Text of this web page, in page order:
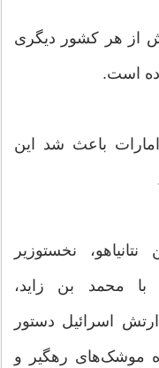
از هر کشور دیگری
است.
باعث شد این
نخستوزیر
محمد بن زاید،
اسرائیل دستور
موشک‌های رهگیر و